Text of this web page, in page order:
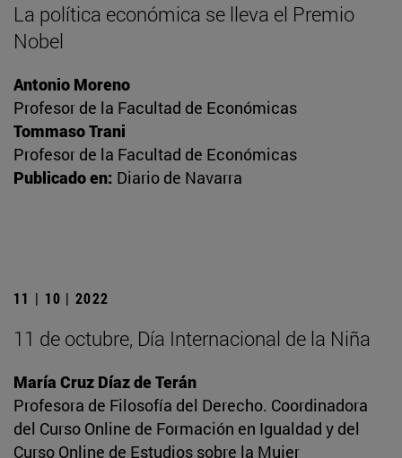
La política económica se lleva el Premio
Nobel
Antonio Moreno
Profesor de la Facultad de Económicas
Tommaso Trani
Profesor de la Facultad de Económicas
Publicado en: Diario de Navarra
11 | 10 | 2022
11 de octubre, Día Internacional de la Niña
María Cruz Díaz de Terán
Profesora de Filosofía del Derecho. Coordinadora
del Curso Online de Formación en Igualdad y del
Curso Online de Estudios sobre la Mujer